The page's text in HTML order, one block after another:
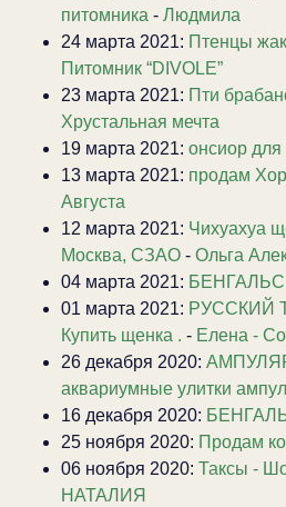
питомника - Людмила
24 марта 2021: Птенцы
Питомник “DIVOLE”
23 марта 2021: Пти
Хрустальная мечта
19 марта 2021: онсиор для
13 марта 2021: продам
Августа
12 марта 2021: Чихуахуа
Москва, СЗАО - Ольга
04 марта 2021:
01 марта 2021: РУССКИЙ
Купить щенка . - Елена -
26 декабря 2020:
аквариумные улитки
16 декабря 2020:
25 ноября 2020: Продам
06 ноября 2020: Таксы -
НАТАЛИЯ